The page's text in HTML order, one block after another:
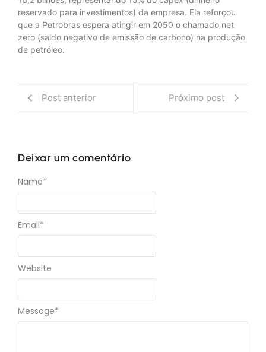
reservado para investimentos) da empresa. Ela reforçou
que a Petrobras espera atingir em 2050 o chamado net
zero (saldo negativo de emissão de carbono) na produção
de petróleo.
Post anterior Próximo post
Deixar um comentário
Message*
Name*
Email*
Website